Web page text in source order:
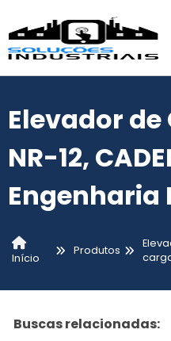
Elevador de
NR-12,
Engenharia
Início
Produtos
Buscas relacionadas: